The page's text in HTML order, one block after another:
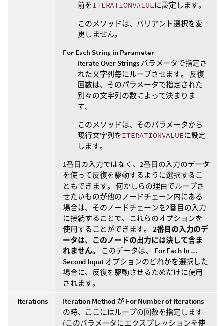
前をITERATIONVALUEに設定します。
このメソッドは、バリアント選択を変
更しません。
For Each String in Parameter
Iterate Over Strings パラメータで指定さ
れた文字列毎にループさせます。 反復
回数は、そのパラメータで指定された
別々の文字列の数によって決まりま
す。
このメソッドは、そのパラメータから
現行文字列をITERATIONVALUEに設定
します。
1番目の入力ではなく、2番目の入力のデータ
を使って反復を駆動するように選択するこ
ともできます。 何かしらの理由でループさ
せたいものが他のノードチェーン内にある
場合は、そのノードチェーンを2番目の入力
に接続することで、これらのオプションを
使用することができます。 2番目の入力のデ
ータは、このノードの出力には決して含ま
れません。
このデータは、 For Each In …
Second Input オプションのどれかを選択した
場合に、反復を駆動させるためだけに使用
されます。
Iterations
Iteration Method が For Number of Iterations
の時、ここにはループの回数を指定します
(このパラメータにエクスプレッションを使